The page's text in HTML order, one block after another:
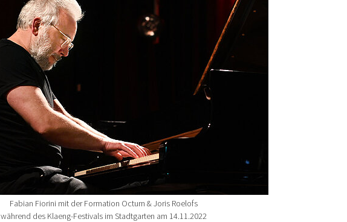
Fabian Fiorini mit der Formation Octurn & Joris Roelofs
während des Klaeng-Festivals im Stadtgarten am 14.11.2022